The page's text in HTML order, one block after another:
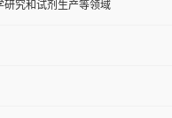
研究和试剂生产等领域